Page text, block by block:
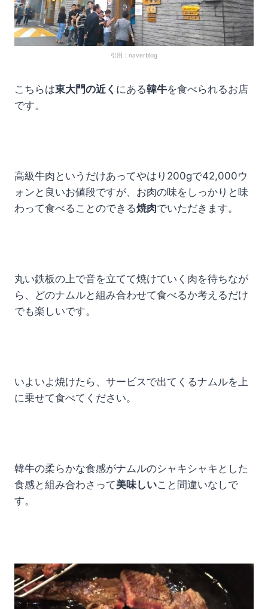
引用：naverblog
こちらは東大門の近く にある韓牛を食べられるお店
です。
高級牛肉というだけあってやはり200gで42,000ウ
ォンと良いお値段ですが、お肉の味をしっかりと味
わって食べることのできる焼肉でいただきます。
丸い鉄板の上で音を立てて焼けていく肉を待ちなが
ら、どのナムルと組み合わせて食べるか考えるだけ
でも楽しいです。
いよいよ焼けたら、サービスで出てくるナムルを上
に乗せて食べてください。
韓牛の柔らかな食感がナムルのシャキシャキとした
食感と組み合わさって美味しいこと間違いなしで
す。